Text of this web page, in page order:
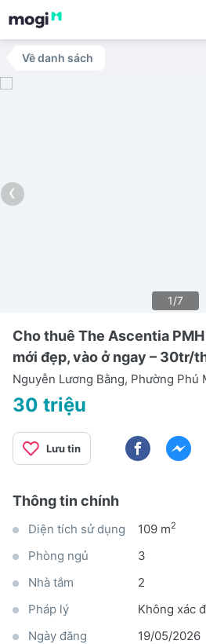
Về danh sách
‹
1/7
Cho thuê The Ascentia PMH
mới đẹp, vào ở ngay – 30tr/
Nguyễn Lương Bằng, Phường Phú
30 triệu
Lưu tin
Thông tin chính
Diện tích sử dụng 109 m2
Phòng ngủ
3
Nhà tắm
2
Pháp lý
Không xác
Ngày đăng
19/05/2026